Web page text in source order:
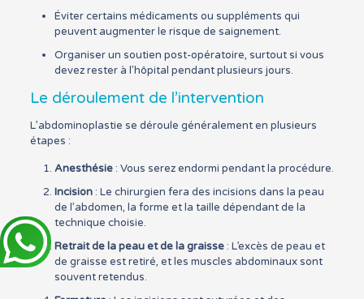
Éviter certains médicaments ou suppléments qui
peuvent augmenter le risque de saignement.
Organiser un soutien post-opératoire, surtout si vous
devez rester à l’hôpital pendant plusieurs jours.
Le déroulement de l’intervention
L’abdominoplastie se déroule généralement en plusieurs
étapes :
Anesthésie: Vous serez endormi pendant la procédure.
Incision: Le chirurgien fera des incisions dans la peau
de l’abdomen, la forme et la taille dépendant de la
technique choisie.
Retrait de la peau et de la graisse: L’excès de peau et
de graisse est retiré, et les muscles abdominaux sont
souvent retendus.